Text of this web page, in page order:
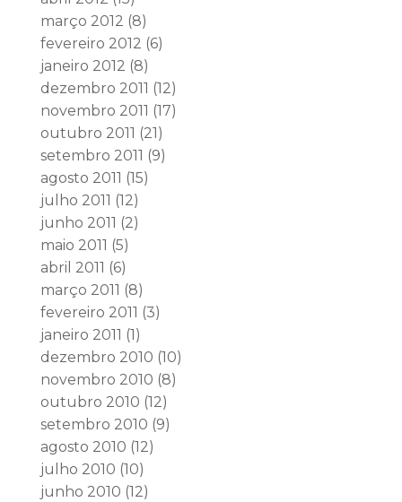
março 2012 (8)
fevereiro 2012 (6)
janeiro 2012 (8)
dezembro 2011 (12)
novembro 2011 (17)
outubro 2011 (21)
setembro 2011 (9)
agosto 2011 (15)
julho 2011 (12)
junho 2011 (2)
maio 2011 (5)
abril 2011 (6)
março 2011 (8)
fevereiro 2011 (3)
janeiro 2011 (1)
dezembro 2010 (10)
novembro 2010 (8)
outubro 2010 (12)
setembro 2010 (9)
agosto 2010 (12)
julho 2010 (10)
junho 2010 (12)